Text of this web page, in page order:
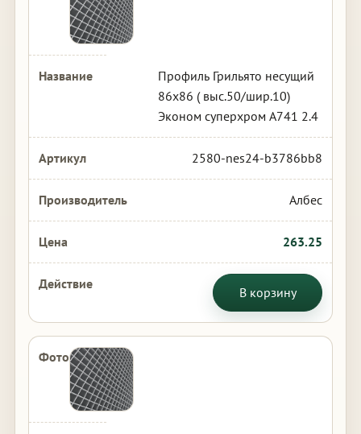
Профиль Грильято несущий
86х86 ( выс.50/шир.10)
Эконом суперхром А741 2.4
2580-nes24-b3786bb8
Албес
263.25
В корзину